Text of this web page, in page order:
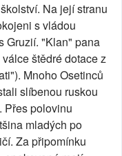
Na její stranu
s vládou
Gruzií. "Klan" pana
štědré dotace z
Mnoho Osetinců
slíbenou ruskou
Přes polovinu
mladých po
Za připomínku